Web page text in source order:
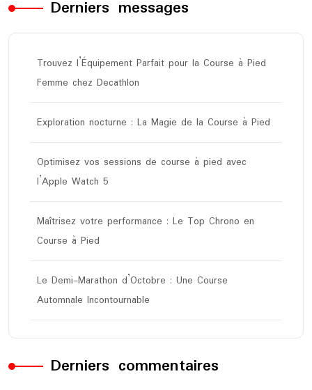
Derniers messages
Trouvez l’Équipement Parfait pour la Course à Pied
Femme chez Decathlon
Exploration nocturne : La Magie de la Course à Pied
Optimisez vos sessions de course à pied avec
l’Apple Watch 5
Maîtrisez votre performance : Le Top Chrono en
Course à Pied
Le Demi-Marathon d’Octobre : Une Course
Automnale Incontournable
Derniers commentaires